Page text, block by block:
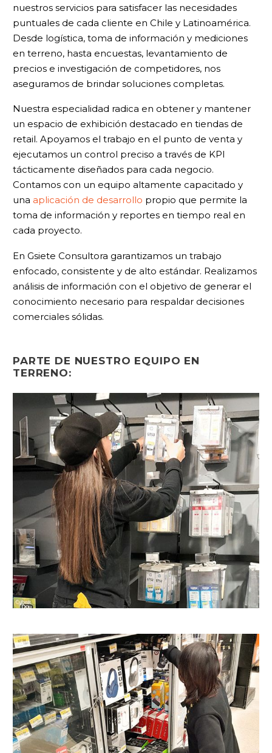
nuestros servicios para satisfacer las necesidades
puntuales de cada cliente en Chile y Latinoamérica.
Desde logística, toma de información y mediciones
en terreno, hasta encuestas, levantamiento de
precios e investigación de competidores, nos
aseguramos de brindar soluciones completas.
Nuestra especialidad radica en obtener y mantener
un espacio de exhibición destacado en tiendas de
retail. Apoyamos el trabajo en el punto de venta y
ejecutamos un control preciso a través de KPI
tácticamente diseñados para cada negocio.
Contamos con un equipo altamente capacitado y
una aplicación de desarrollo propio que permite la
toma de información y reportes en tiempo real en
cada proyecto.
En Gsiete Consultora garantizamos un trabajo
enfocado, consistente y de alto estándar. Realizamos
análisis de información con el objetivo de generar el
conocimiento necesario para respaldar decisiones
comerciales sólidas.
PARTE DE NUESTRO EQUIPO EN
TERRENO: